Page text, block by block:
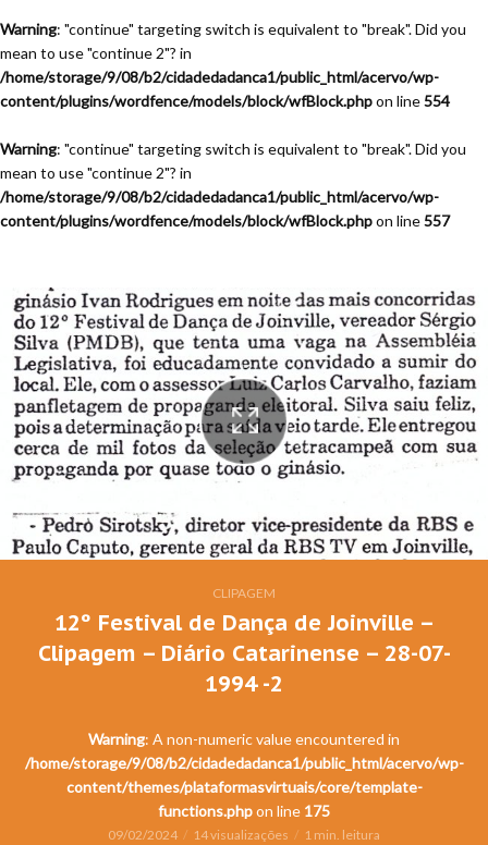
Warning: "continue" targeting switch is equivalent to "break". Did you
mean to use "continue 2"? in
/home/storage/9/08/b2/cidadedadanca1/public_html/acervo/wp-
content/plugins/wordfence/models/block/wfBlock.phpon line554
Warning: "continue" targeting switch is equivalent to "break". Did you
mean to use "continue 2"? in
/home/storage/9/08/b2/cidadedadanca1/public_html/acervo/wp-
content/plugins/wordfence/models/block/wfBlock.phpon line557
Festival de Dança de Joinville - 12a. Edição - 1994
CLIPAGEM
12º Festival de Dança de Joinville –
Clipagem – Diário Catarinense – 28-07-
1994 -2
Warning: A non-numeric value encountered in
/home/storage/9/08/b2/cidadedadanca1/public_html/acervo/wp-
content/themes/plataformasvirtuais/core/template-
functions.phpon line 175
09/02/2024 14 visualizações 1 min. leitura